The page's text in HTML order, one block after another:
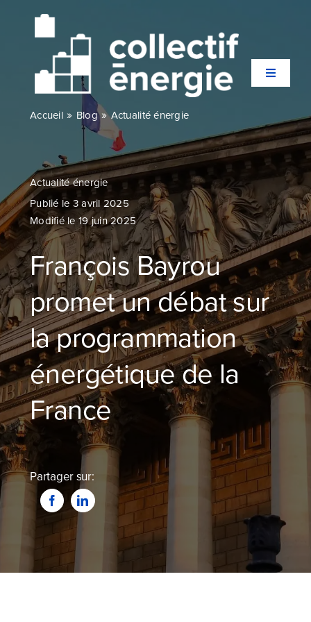
Toggle
Qui sommes-nous ?
Secteurs
Expertises
Agences
Blog
Devenir partenaire
Contactez-nous
Je compare dès maintenant
Accueil» Blog»Actualité énergie
Actualité énergie
Publié le 3 avril 2025
Modifié le 19 juin 2025
François Bayrou
promet un débat sur
la programmation
énergétique de la
France
Partager sur: